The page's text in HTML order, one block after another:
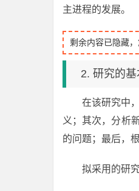
主进程的发展。
剩余内容已隐藏
2. 研究的
在该研究中
义；其次，分析
的问题；最后，
拟采用的研